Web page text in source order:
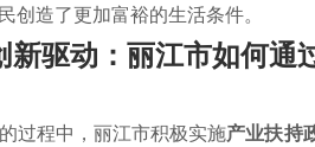
创造了更加富裕的生活条件。
新驱动：丽江市如何通
过程中，丽江市积极实施产业扶持